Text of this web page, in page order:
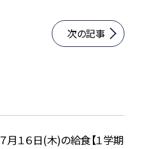
次の記事
７月１６日(木)の給食【１学期